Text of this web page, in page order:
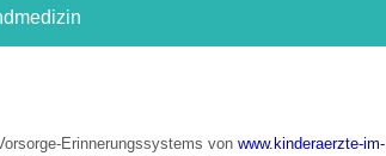
Erinnerungssystems von www.kinderaerzte-im-